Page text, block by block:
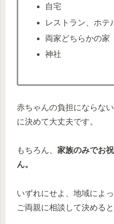
自宅
レストラン、ホテ
両家どちらかの家
神社
赤ちゃんの負担にならな
に決めて大丈夫です。
もちろん、 家族のみでお
ん。
いずれにせよ、地域によ
ご両親に相談して決めると